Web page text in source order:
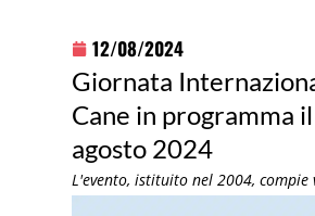
12/08/2024
Giornata
Cane in programma
agosto 2024
L'evento, istituito nel 2004, compie